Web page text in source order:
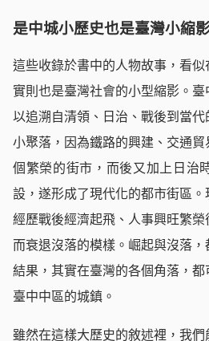
是中城小歷史也是臺灣小縮
這些收錄於書中的人物故事，看似
實則也是臺灣社會的小型縮影。
以追溯自清領、日治、戰後到當
小聚落，因為鐵路的興建、交通
個繁榮的街市，而後又加上日治
設，遂形成了現代化的都市街區
經歷戰後經濟起飛、人事興旺繁
而衰退沒落的模樣。崛起與沒落
結果，其實在臺灣的各個角落，
臺中中區的城鎮。
雖然在這樣大歷史的敘述裡，我